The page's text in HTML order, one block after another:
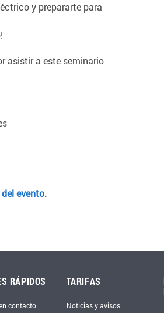
y prepararte para
asistir a este seminario
evento.
RÁPIDOS
contacto
TARIFAS
Noticias y avisos